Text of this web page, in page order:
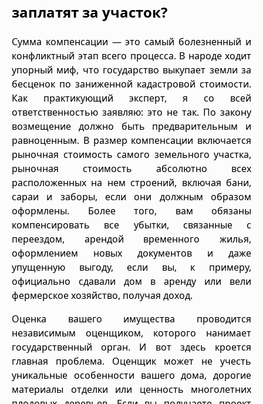
заплатят за участок?
Сумма компенсации — это самый болезненный и
конфликтный этап всего процесса. В народе ходит
упорный миф, что государство выкупает земли за
бесценок по заниженной кадастровой стоимости.
Как практикующий эксперт, я со всей
ответственностью заявляю: это не так. По закону
возмещение должно быть предварительным и
равноценным. В размер компенсации включается
рыночная стоимость самого земельного участка,
рыночная стоимость абсолютно всех
расположенных на нем строений, включая бани,
сараи и заборы, если они должным образом
оформлены. Более того, вам обязаны
компенсировать все убытки, связанные с
переездом, арендой временного жилья,
оформлением новых документов и даже
упущенную выгоду, если вы, к примеру,
официально сдавали дом в аренду или вели
фермерское хозяйство, получая доход.
Оценка вашего имущества проводится
независимым оценщиком, которого нанимает
государственный орган. И вот здесь кроется
главная проблема. Оценщик может не учесть
уникальные особенности вашего дома, дорогие
материалы отделки или ценность многолетних